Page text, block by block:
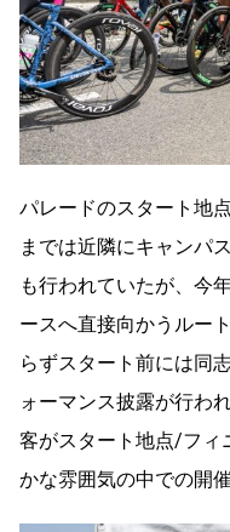
パレードのスタート地
までは近隣にキャンパ
も行われていたが、今
ースへ直接向かうルー
らずスタート前には同
ォーマンス披露が行わ
客がスタート地点/フィ
かな雰囲気の中での開